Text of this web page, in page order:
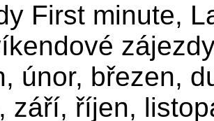
First minute,
únor, březen,
září, říjen,